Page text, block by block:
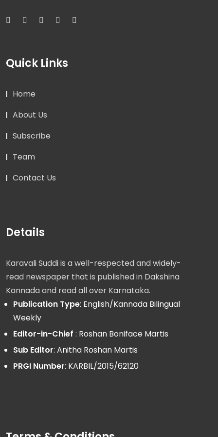
Quick Links
Home
About Us
Subscribe
Team
Contact Us
Details
Karavali Suddi is a well-respected and widely-
read newspaper that is published in Dakshina
Kannada and read all over Karnataka.
Publication Type: English/Kannada Bilingual
Weekly
Editor-in-Chief : Roshan Boniface Martis
Sub Editor: Anitha Roshan Martis
PRGI Number: KARBIL/2015/62120